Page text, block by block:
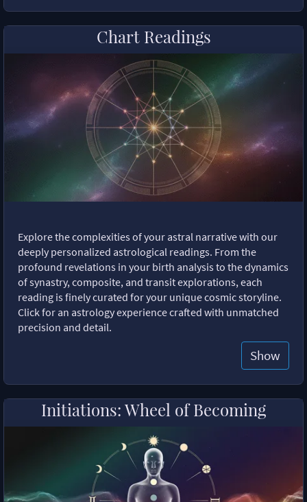
Chart Readings
Explore the complexities of your astral narrative with our
deeply personalized astrological readings. From the
profound revelations in your birth analysis to the dynamics
of synastry, composite, and transit explorations, each
reading is finely curated for your unique cosmic storyline.
Click for an astrology experience crafted with unmatched
precision and detail.
Show
Initiations: Wheel of Becoming